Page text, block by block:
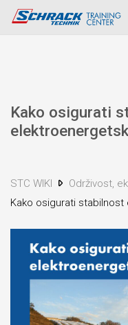
Kako osigurati
STC WIKI
Održivost,
Kako osigurati